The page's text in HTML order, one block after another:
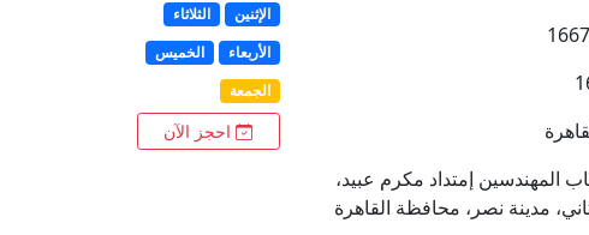
المهندسين إمتداد مكرم عبيد،
مدينة نصر، محافظة القاهرة
الإثنين
الثلاثاء
الأربعاء
الخميس
الجمعة
احجز الآن